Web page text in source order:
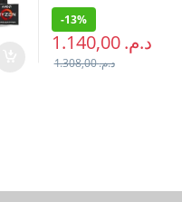
-13%
د.م.1.140,00
د.م.1.308,00